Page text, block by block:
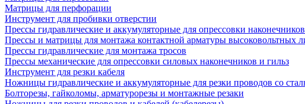
Матрицы для перфорации
Инструмент для пробивки отверстии
Прессы гидравлические и аккумуляторные для опрессовки
Прессы и матрицы для монтажа контактной арматуры высоковольтных
Прессы гидравлические для монтажа тросов
Прессы механические для опрессовки силовых наконечников и гильз
Инструмент для резки кабеля
Ножницы гидравлические и аккумуляторные для резки проводов со
Болторезы, гайколомы, арматурорезы и монтажные резаки